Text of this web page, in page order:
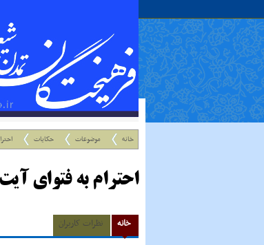
حدیث:امام علي عليه السلام فرمودند : إذا رَأيتَ عالِما
خانه موضوعات حکایات
احترام به فتواى
خانه نظرات کاربران